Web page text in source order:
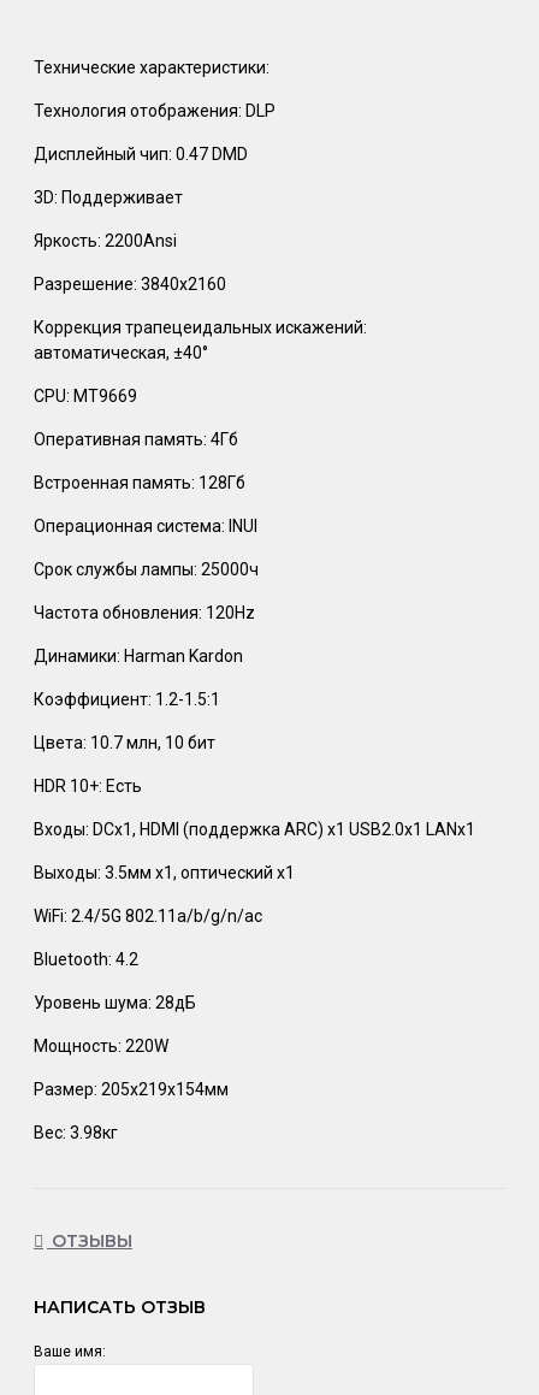
Технические характеристики:
Технология отображения: DLP
Дисплейный чип: 0.47 DMD
3D: Поддерживает
Яркость: 2200Ansi
Разрешение: 3840х2160
Коррекция трапецеидальных искажений:
автоматическая, ±40°
CPU: MT9669
Оперативная память: 4Гб
Встроенная память: 128Гб
Операционная система: INUI
Срок службы лампы: 25000ч
Частота обновления: 120Hz
Динамики: Harman Kardon
Коэффициент: 1.2-1.5:1
Цвета: 10.7 млн, 10 бит
HDR 10+: Есть
Входы: DCх1, HDMI (поддержка ARC) х1 USB2.0х1 LANх1
Выходы: 3.5мм х1, оптический х1
WiFi: 2.4/5G 802.11a/b/g/n/ac
Bluetooth: 4.2
Уровень шума: 28дБ
Мощность: 220W
Размер: 205х219х154мм
Вес: 3.98кг
ОТЗЫВЫ
НАПИСАТЬ ОТЗЫВ
Ваше имя: